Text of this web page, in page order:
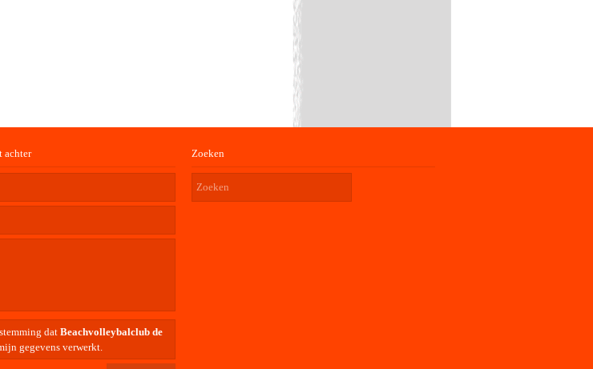
achter
datBeachvolleybalclub de
gegevens verwerkt.
Zoeken